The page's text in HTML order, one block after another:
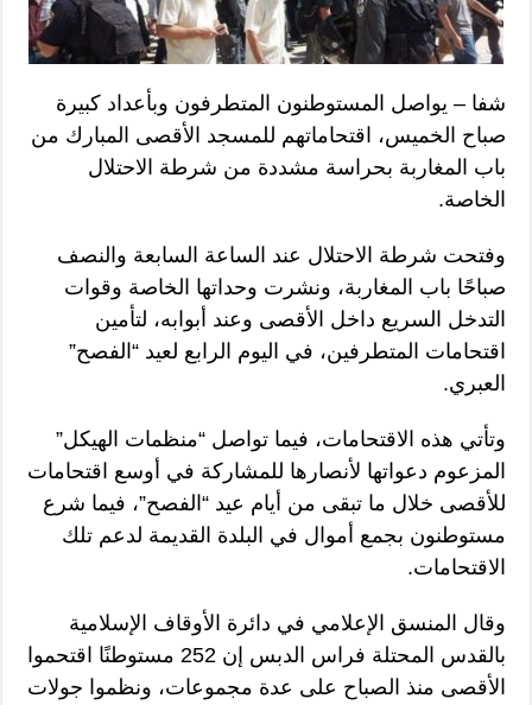
شفا – يواصل المستوطنون المتطرفون وبأعداد كبيرة
صباح الخميس، اقتحاماتهم للمسجد الأقصى المبارك من
باب المغاربة بحراسة مشددة من شرطة الاحتلال
الخاصة.
وفتحت شرطة الاحتلال عند الساعة السابعة والنصف
صباحًا باب المغاربة، ونشرت وحداتها الخاصة وقوات
التدخل السريع داخل الأقصى وعند أبوابه، لتأمين
اقتحامات المتطرفين، في اليوم الرابع لعيد “الفصح”
العبري.
وتأتي هذه الاقتحامات، فيما تواصل “منظمات الهيكل”
المزعوم دعواتها لأنصارها للمشاركة في أوسع اقتحامات
للأقصى خلال ما تبقى من أيام عيد “الفصح”، فيما شرع
مستوطنون بجمع أموال في البلدة القديمة لدعم تلك
الاقتحامات.
وقال المنسق الإعلامي في دائرة الأوقاف الإسلامية
بالقدس المحتلة فراس الدبس إن 252 مستوطنًا اقتحموا
الأقصى منذ الصباح على عدة مجموعات، ونظموا جولات